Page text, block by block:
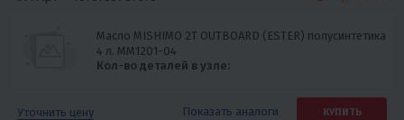
Масло MISHIMO 2T OUTBOARD (ESTER) полусинтетика
4 л. ММ1201-04
Кол-во деталей в узле:
Уточнить цену Показать аналоги КУПИТЬ